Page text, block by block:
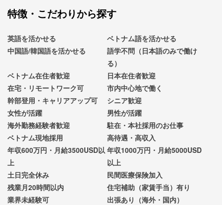
特徴・こだわりから探す
英語を活かせる
ベトナム語を活かせる
中国語/韓国語を活かせる
語学不問（日本語のみで働け
る）
ベトナム在住者歓迎
日本在住者歓迎
在宅・リモートワーク可
市内中心地で働く
幹部登用・キャリアアップ可
シニア歓迎
女性が活躍
男性が活躍
海外勤務経験者歓迎
駐在・本社採用のお仕事
ベトナム現地採用
高待遇・高収入
年収600万円・月給3500USD以
上
年収1000万円・月給5000USD
以上
土日完全休み
民間医療保険加入
残業月20時間以内
住宅補助（家賃手当）有り
業界未経験可
出張あり（海外・国内）